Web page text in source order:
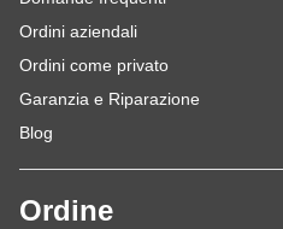
Ordini aziendali
Ordini come privato
Garanzia e Riparazione
Blog
Ordine